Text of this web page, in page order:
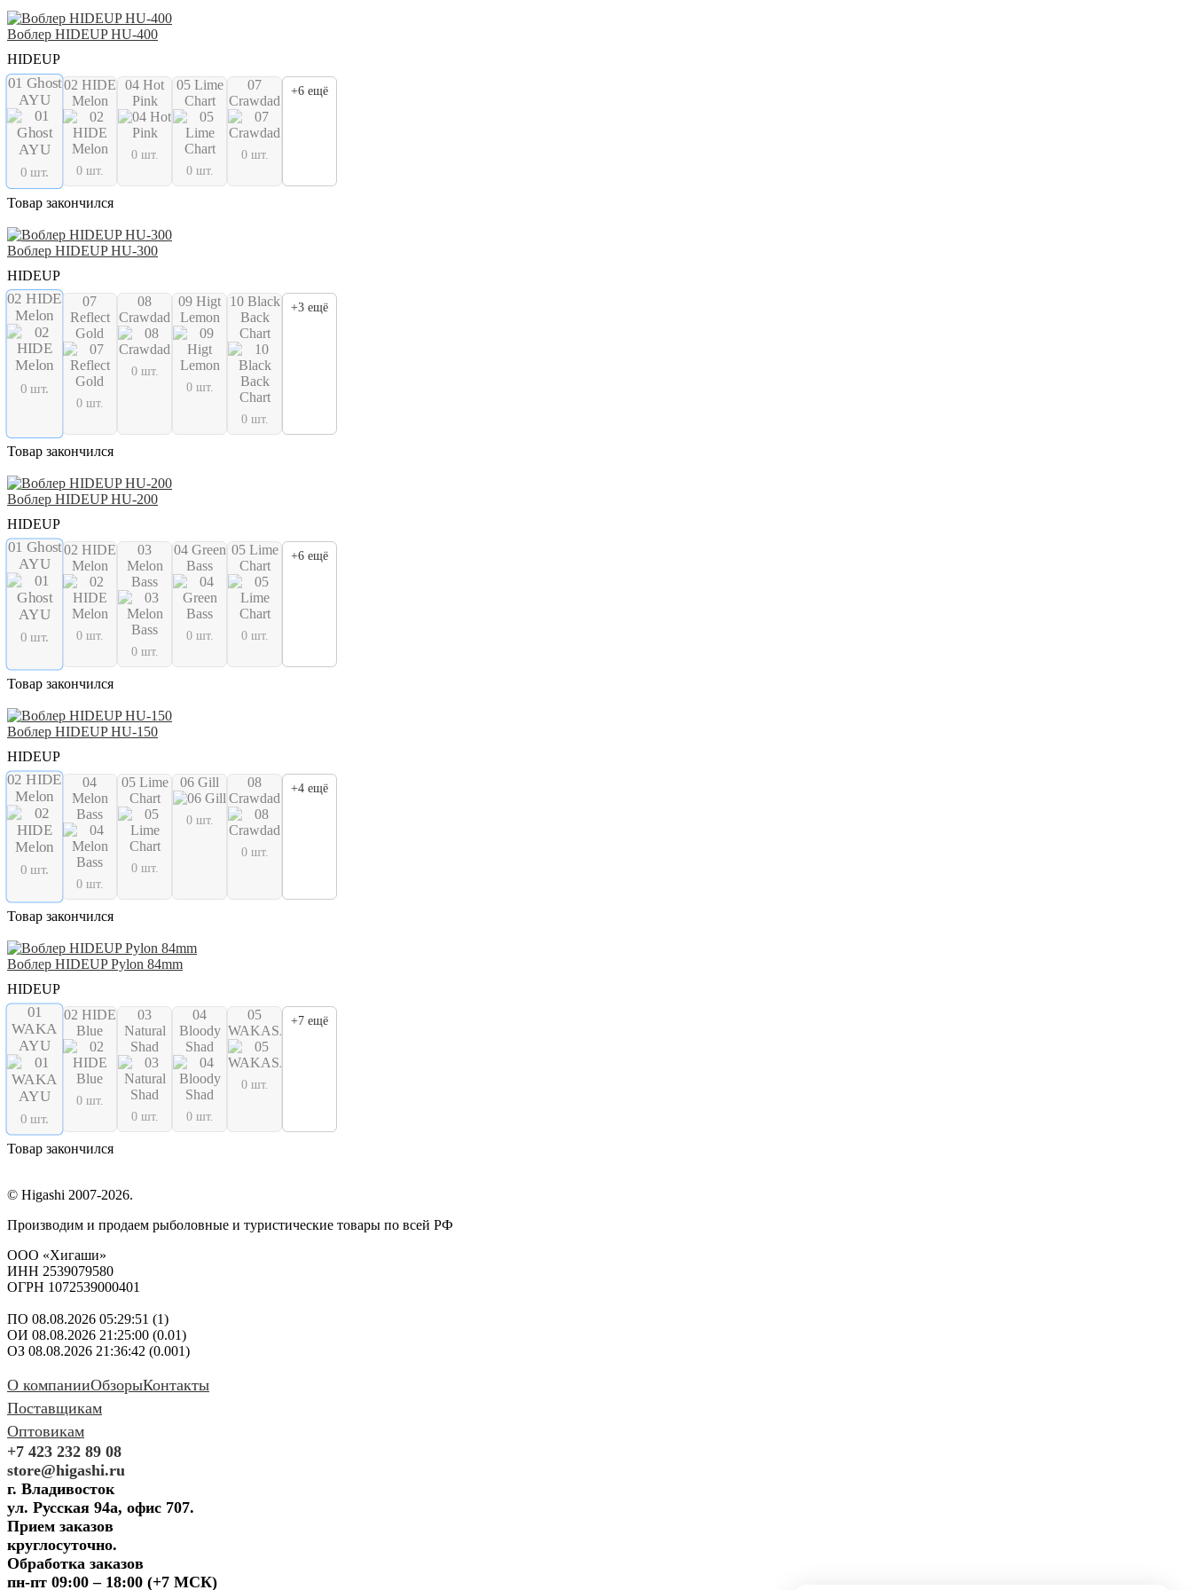
Воблер HIDEUP HU-400
HIDEUP
01 Ghost
AYU
0 шт.
02 HIDE
Melon
0 шт.
04 Hot
Pink
0 шт.
05 Lime
Chart
0 шт.
07
Crawdad
0 шт.
+6 ещё
Товар закончился
Воблер HIDEUP HU-300
HIDEUP
02 HIDE
Melon
0 шт.
07
Reflect
Gold
0 шт.
08
Crawdad
0 шт.
09 Higt
Lemon
0 шт.
10 Black
Back
Chart
0 шт.
+3 ещё
Товар закончился
Воблер HIDEUP HU-200
HIDEUP
01 Ghost
AYU
0 шт.
02 HIDE
Melon
0 шт.
03
Melon
Bass
0 шт.
04 Green
Bass
0 шт.
05 Lime
Chart
0 шт.
+6 ещё
Товар закончился
Воблер HIDEUP HU-150
HIDEUP
02 HIDE
Melon
0 шт.
04
Melon
Bass
0 шт.
05 Lime
Chart
0 шт.
06 Gill
0 шт.
08
Crawdad
0 шт.
+4 ещё
Товар закончился
Воблер HIDEUP Pylon 84mm
HIDEUP
01
WAKA
AYU
0 шт.
02 HIDE
Blue
0 шт.
03
Natural
Shad
0 шт.
04
Bloody
Shad
0 шт.
05
WAKASAGI
0 шт.
+7 ещё
Товар закончился
© Higashi 2007-2026.
Производим и продаем рыболовные и туристические товары по всей РФ
ООО «Хигаши»
ИНН 2539079580
ОГРН 1072539000401
ПО 08.08.2026 05:29:51 (1)
ОИ 08.08.2026 21:25:00 (0.01)
ОЗ 08.08.2026 21:36:42 (0.001)
О компанииОбзорыКонтакты
Поставщикам
Оптовикам
+7 423 232 89 08
store@higashi.ru
г. Владивосток
ул. Русская 94а, офис 707.
Прием заказов
круглосуточно.
Обработка заказов
пн-пт 09:00 – 18:00 (+7 МСК)